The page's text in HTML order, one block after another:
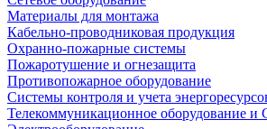
Материалы для монтажа
Кабельно-проводниковая продукция
Охранно-пожарные системы
Пожаротушение и огнезащита
Противопожарное оборудование
Системы контроля и учета
Телекоммуникационное оборудование и